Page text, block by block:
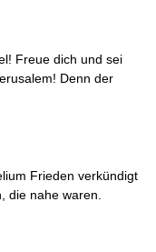
Freue dich und sei
Denn der
Frieden verkündigt
die nahe waren.